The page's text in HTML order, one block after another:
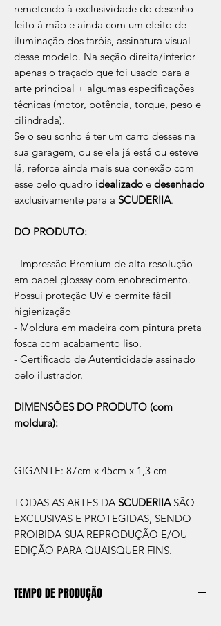
remetendo à exclusividade do desenho
feito à mão e ainda com um efeito de
iluminação dos faróis, assinatura visual
desse modelo. Na seção direita/inferior
apenas o traçado que foi usado para a
arte principal + algumas especificações
técnicas (motor, potência, torque, peso e
cilindrada).
Se o seu sonho é ter um carro desses na
sua garagem, ou se ela já está ou esteve
lá, reforce ainda mais sua conexão com
esse belo quadro idealizado e desenhado
exclusivamente para a SCUDERIIA.
DO PRODUTO:
- Impressão Premium de alta resolução
em papel glosssy com enobrecimento.
Possui proteção UV e permite fácil
higienização
- Moldura em madeira com pintura preta
fosca com acabamento liso.
- Certificado de Autenticidade assinado
pelo ilustrador.
DIMENSÕES DO PRODUTO (com
moldura):
GIGANTE: 87cm x 45cm x 1,3 cm
TODAS AS ARTES DA SCUDERIIA SÃO
EXCLUSIVAS E PROTEGIDAS, SENDO
PROIBIDA SUA REPRODUÇÃO E/OU
EDIÇÃO PARA QUAISQUER FINS.
TEMPO DE PRODUÇÃO